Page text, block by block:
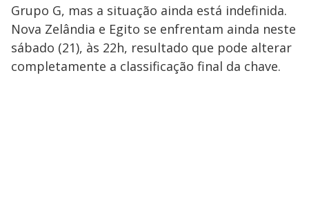
Grupo G, mas a situação ainda está indefinida.
Nova Zelândia e Egito se enfrentam ainda neste
sábado (21), às 22h, resultado que pode alterar
completamente a classificação final da chave.